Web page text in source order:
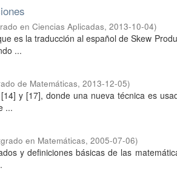
en Ciencias Aplicadas, 2013-10-04)
es la traducción al español de Skew
...
de Matemáticas, 2013-12-05)
y [17], donde una nueva técnica es
...
en Matemáticas, 2005-07-06)
y definiciones básicas de las